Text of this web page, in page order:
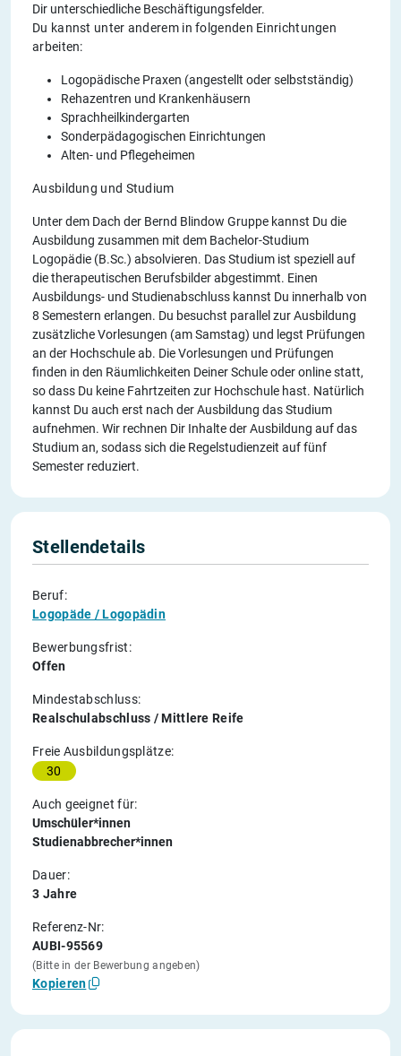
Dir unterschiedliche Beschäftigungsfelder.
Du kannst unter anderem in folgenden Einrichtungen
arbeiten:
Logopädische Praxen (angestellt oder selbstständig)
Rehazentren und Krankenhäusern
Sprachheilkindergarten
Sonderpädagogischen Einrichtungen
Alten- und Pflegeheimen
Ausbildung und Studium
Unter dem Dach der Bernd Blindow Gruppe kannst Du die
Ausbildung zusammen mit dem Bachelor-Studium
Logopädie (B.Sc.) absolvieren. Das Studium ist speziell auf
die therapeutischen Berufsbilder abgestimmt. Einen
Ausbildungs- und Studienabschluss kannst Du innerhalb von
8 Semestern erlangen. Du besuchst parallel zur Ausbildung
zusätzliche Vorlesungen (am Samstag) und legst Prüfungen
an der Hochschule ab. Die Vorlesungen und Prüfungen
finden in den Räumlichkeiten Deiner Schule oder online statt,
so dass Du keine Fahrtzeiten zur Hochschule hast. Natürlich
kannst Du auch erst nach der Ausbildung das Studium
aufnehmen. Wir rechnen Dir Inhalte der Ausbildung auf das
Studium an, sodass sich die Regelstudienzeit auf fünf
Semester reduziert.
Stellendetails
Beruf:
Logopäde / Logopädin
Bewerbungsfrist:
Offen
Mindestabschluss:
Realschulabschluss / Mittlere Reife
Freie Ausbildungsplätze:
30
Auch geeignet für:
Umschüler*innen
Studienabbrecher*innen
Dauer:
3 Jahre
Referenz-Nr:
AUBI-95569
(Bitte in der Bewerbung angeben)
Kopieren